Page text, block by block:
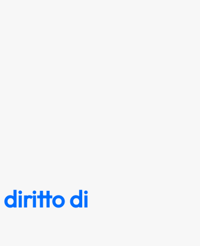
diritto di